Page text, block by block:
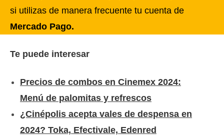
si utilizas de manera frecuente tu cuenta de
Mercado Pago.
Te puede interesar
Precios de combos en Cinemex 2024:
Menú de palomitas y refrescos
¿Cinépolis acepta vales de despensa en
2024? Toka, Efectivale, Edenred